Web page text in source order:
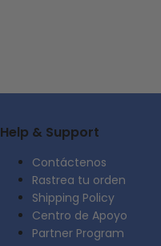
Help & Support
Contáctenos
Rastrea tu orden
Shipping Policy
Centro de Apoyo
Partner Program